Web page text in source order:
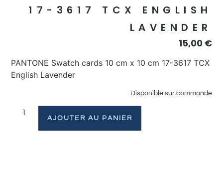
17-3617 TCX ENGLISH
LAVENDER
15,00 €
PANTONE Swatch cards 10 cm x 10 cm 17-3617 TCX
English Lavender
Disponible sur commande
AJOUTER AU PANIER